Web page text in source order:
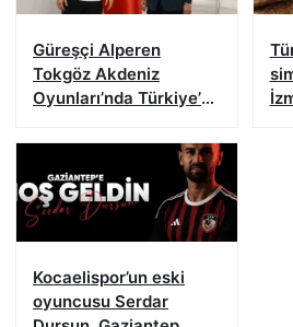
Güreşçi Alperen
Tokgöz Akdeniz
Oyunları’nda Türkiye’yi
Kocaelispor’un eski
oyuncusu Serdar